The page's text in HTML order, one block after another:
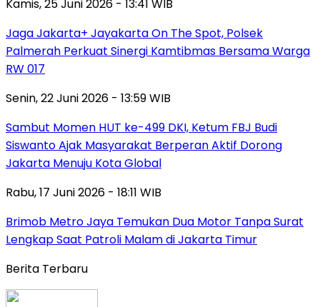
Kamis, 25 Juni 2026 - 13:41 WIB
Jaga Jakarta+ Jayakarta On The Spot, Polsek
Palmerah Perkuat Sinergi Kamtibmas Bersama Warga
RW 017
Senin, 22 Juni 2026 - 13:59 WIB
Sambut Momen HUT ke-499 DKI, Ketum FBJ Budi
Siswanto Ajak Masyarakat Berperan Aktif Dorong
Jakarta Menuju Kota Global
Rabu, 17 Juni 2026 - 18:11 WIB
Brimob Metro Jaya Temukan Dua Motor Tanpa Surat
Lengkap Saat Patroli Malam di Jakarta Timur
Berita Terbaru